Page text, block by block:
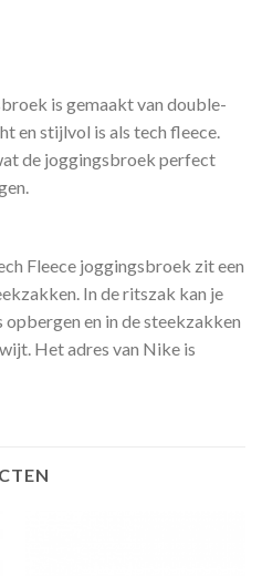
is gemaakt van double-
en stijlvol is als tech fleece.
de joggingsbroek perfect
Fleece joggingsbroek zit een
In de ritszak kan je
en in de steekzakken
Het adres van Nike is